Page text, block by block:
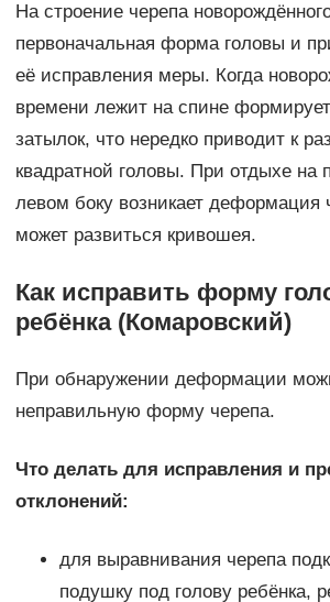
На строение черепа
первоначальная форма головы и
её исправления меры. Когда
времени лежит на спине
затылок, что нередко приводит к
квадратной головы. При отдыхе на
левом боку возникает деформация
может развиться кривошея.
Как исправить форму
ребёнка (Комаровский)
При обнаружении деформации
неправильную форму черепа.
Что делать для исправления и
отклонений:
для выравнивания черепа
подушку под голову ребёнка,